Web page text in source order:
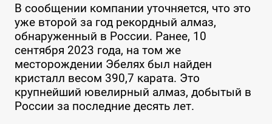
В сообщении компании уточняется, что это
уже второй за год рекордный алмаз,
обнаруженный в России. Ранее, 10
сентября 2023 года, на том же
месторождении Эбелях был найден
кристалл весом 390,7 карата. Это
крупнейший ювелирный алмаз, добытый в
России за последние десять лет.